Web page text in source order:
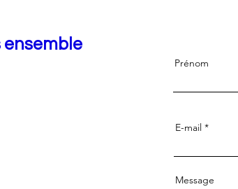
ensemble
Prénom
E-mail
Message